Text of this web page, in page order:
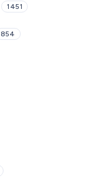
1451
854